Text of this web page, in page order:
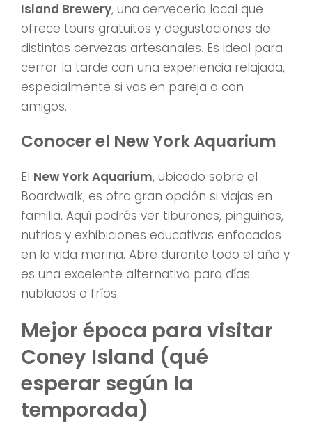
Island Brewery, una cervecería local que
ofrece tours gratuitos y degustaciones de
distintas cervezas artesanales. Es ideal para
cerrar la tarde con una experiencia relajada,
especialmente si vas en pareja o con
amigos.
Conocer el New York Aquarium
El New York Aquarium, ubicado sobre el
Boardwalk, es otra gran opción si viajas en
familia. Aquí podrás ver tiburones, pingüinos,
nutrias y exhibiciones educativas enfocadas
en la vida marina. Abre durante todo el año y
es una excelente alternativa para días
nublados o fríos.
Mejor época para visitar
Coney Island (qué
esperar según la
temporada)